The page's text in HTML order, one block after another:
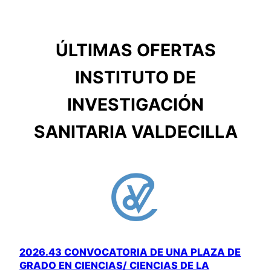
ÚLTIMAS OFERTAS
INSTITUTO DE
INVESTIGACIÓN
SANITARIA VALDECILLA
2026.43 CONVOCATORIA DE UNA PLAZA DE
GRADO EN CIENCIAS/ CIENCIAS DE LA